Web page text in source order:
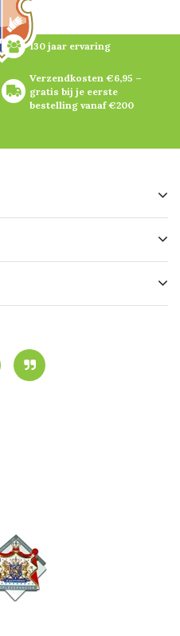
130 jaar ervaring
Verzendkosten €6,95 –
gratis bij je eerste
bestelling vanaf €200